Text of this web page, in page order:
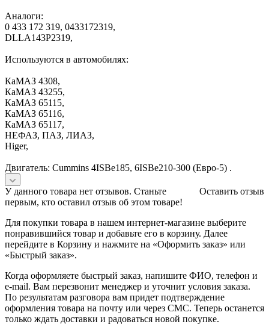
Аналоги:
0 433 172 319, 0433172319,
DLLA143P2319,
Используются в автомобилях:
КаМАЗ 4308,
КаМАЗ 43255,
КаМАЗ 65115,
КаМАЗ 65116,
КаМАЗ 65117,
НЕФАЗ, ПАЗ, ЛИАЗ,
Higer,
Двигатель: Cummins 4ISBe185, 6ISBe210-300 (Евро-5) .
Оставить отзыв
У данного товара нет отзывов. Станьте
первым, кто оставил отзыв об этом товаре!
Для покупки товара в нашем интернет-магазине выберите
понравившийся товар и добавьте его в корзину. Далее
перейдите в Корзину и нажмите на «Оформить заказ» или
«Быстрый заказ».
Когда оформляете быстрый заказ, напишите ФИО, телефон и
e-mail. Вам перезвонит менеджер и уточнит условия заказа.
По результатам разговора вам придет подтверждение
оформления товара на почту или через СМС. Теперь останется
только ждать доставки и радоваться новой покупке.